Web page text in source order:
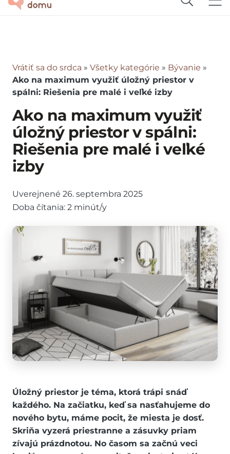
Vrátiť sa do srdca » Všetky kategórie » Bývanie »
Ako na maximum využiť úložný priestor v
spálni: Riešenia pre malé i veľké izby
Ako na maximum využiť
úložný priestor v spálni:
Riešenia pre malé i veľké
izby
Uverejnené 26. septembra 2025
Doba čítania: 2 minút/y
Úložný priestor je téma, ktorá trápi snáď
každého. Na začiatku, keď sa nasťahujeme do
nového bytu, máme pocit, že miesta je dosť.
Skriňa vyzerá priestranne a zásuvky priam
zívajú prázdnotou. No časom sa začnú veci